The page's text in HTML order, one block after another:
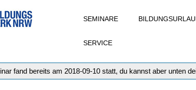
SEMINARE
SERVICE
fand bereits am 2018-09-10 statt, du kannst aber unten